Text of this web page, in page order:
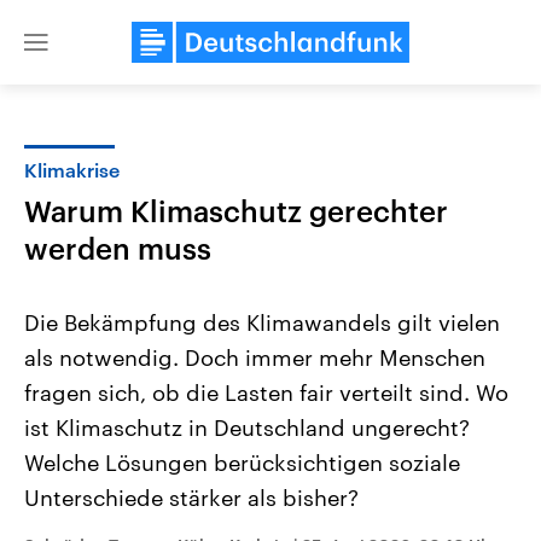
Close
Landtagswahl Sachsen-Anhalt
2026
Alle Informationen
Sachsen-Anhalt wählt am 6.
September 2026 einen neuen
Bundesland von einer Koalition aus
USA
Aktuelle Beiträge,
Hintergründe
Wirtschaftlich und
gehören die Vereinigten
mit großem Einfluss auf
Klimakrise
Warum Klimaschutz gerechter
werden muss
Die Bekämpfung des Klimawandels gilt vielen
als notwendig. Doch immer mehr Menschen
fragen sich, ob die Lasten fair verteilt sind. Wo
ist Klimaschutz in Deutschland ungerecht?
Welche Lösungen berücksichtigen soziale
Unterschiede stärker als bisher?